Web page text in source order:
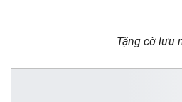
Tặng cờ lưu